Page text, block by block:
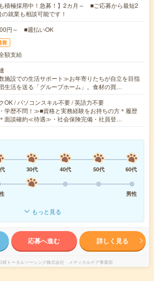
も積極採用中！急募！】2カ月～ ■ご応募から最短2
の就業も相談可能です！
円～ ■週払いOK
費
額支給
施設での生活サポート≫お年寄りたちが自立を目指
生活を送る「グループホーム」。食材の買…
OK / パソコンスキル不要 / 英語力不要
学歴不問！≫■資格と実務経験をお持ちの方＊履歴
面談確約≪待遇≫・社会保険完備・社員登…
30代 40代 50代
60代
男性
もっと見る
応募へ進む 詳しく見る
研トータルソーシング株式会社 メディカルケア事業部